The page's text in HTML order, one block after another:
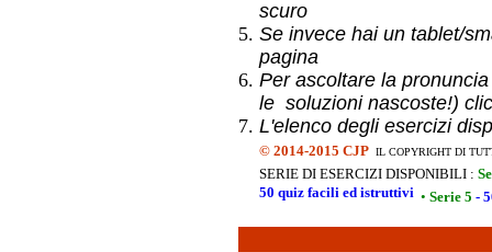
scuro
Se invece hai un tablet/
pagina
Per ascoltare la
le soluzioni nascoste!)
L'elenco degli esercizi
© 2014-2015 CJP IL COPYRIGHT DI
SERIE DI ESERCIZI DISPONIBILI :
50 quiz facili ed istruttivi • Serie 5 -